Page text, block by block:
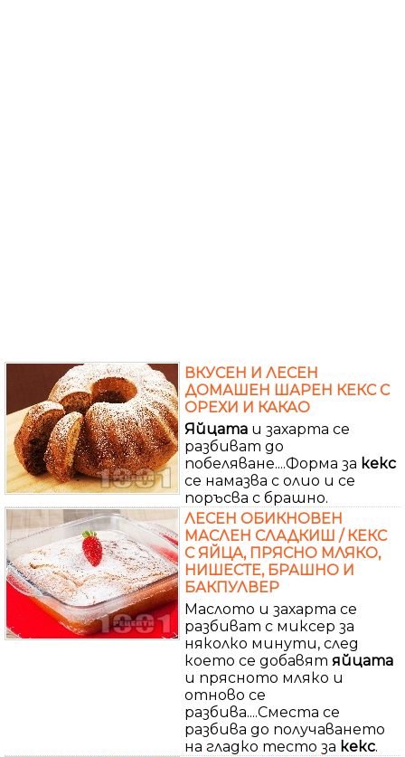
ВКУСЕН И ЛЕСЕН
ДОМАШЕН ШАРЕН КЕКС С
ОРЕХИ И КАКАО
Яйцата и захарта се
разбиват до
побеляване....Форма за кекс
се намазва с олио и се
поръсва с брашно.
ЛЕСЕН ОБИКНОВЕН
МАСЛЕН СЛАДКИШ / КЕКС
С ЯЙЦА, ПРЯСНО МЛЯКО,
НИШЕСТЕ, БРАШНО И
БАКПУЛВЕР
Маслото и захарта се
разбиват с миксер за
няколко минути, след
което се добавят яйцата
и прясното мляко и
отново се
разбива....Сместа се
разбива до получаването
на гладко тесто за кекс.